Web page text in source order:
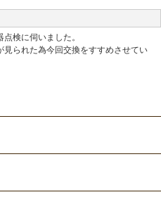
検に伺いました。
られた為今回交換をすすめさせてい